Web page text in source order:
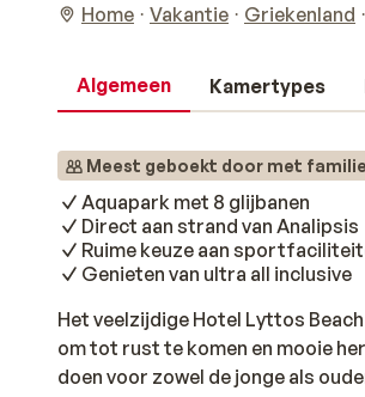
Home Vakantie Griekenland
Algemeen Kamertypes
Meest geboekt door met familie
Aquapark met 8 glijbanen
Direct aan strand van Analipsis
Ruime keuze aan
Genieten van ultra all inclusive
Het veelzijdige Hotel Lyttos
om tot rust te komen en mooie
doen voor zowel de jonge als